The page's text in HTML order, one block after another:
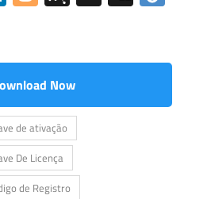
Mail
Now
de ativação
De Licença
de Registro